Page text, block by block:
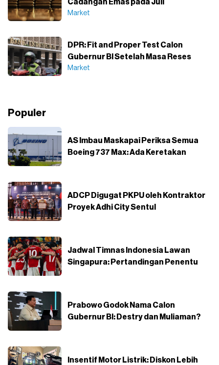
Cadangan Emas pada Juli
Market
DPR: Fit and Proper Test Calon
Gubernur BI Setelah Masa Reses
Market
Populer
AS Imbau Maskapai Periksa Semua
Boeing 737 Max: Ada Keretakan
ADCP Digugat PKPU oleh Kontraktor
Proyek Adhi City Sentul
Jadwal Timnas Indonesia Lawan
Singapura: Pertandingan Penentu
Prabowo Godok Nama Calon
Gubernur BI: Destry dan Muliaman?
Insentif Motor Listrik: Diskon Lebih